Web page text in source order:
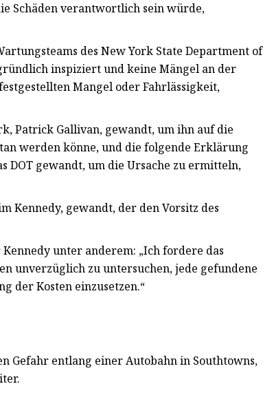
Schäden verantwortlich sein würde,
des New York State Department of
inspiziert und keine Mängel an der
Mangel oder Fahrlässigkeit,
Patrick Gallivan, gewandt, um ihn auf die
werden könne, und die folgende Erklärung
DOT gewandt, um die Ursache zu ermitteln,
Kennedy, gewandt, der den Vorsitz des
unter anderem: „Ich fordere das
unverzüglich zu untersuchen, jede gefundene
der Kosten einzusetzen.“
Gefahr entlang einer Autobahn in Southtowns,